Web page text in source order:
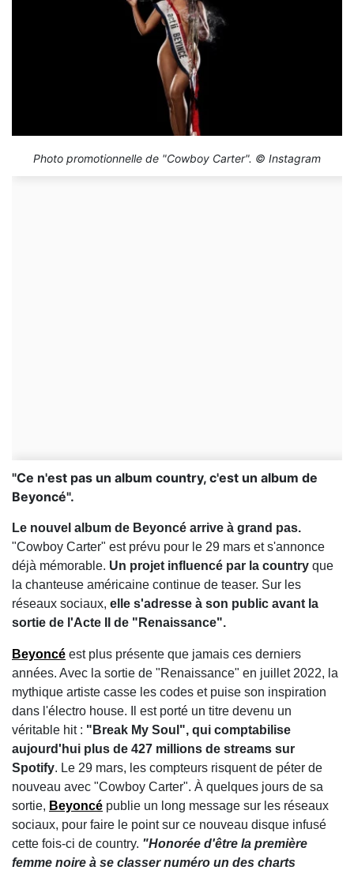
Photo promotionnelle de "Cowboy Carter". © Instagram
"Ce n'est pas un album country, c'est un album de
Beyoncé".
Le nouvel album de Beyoncé arrive à grand pas.
"Cowboy Carter" est prévu pour le 29 mars et s'annonce
déjà mémorable. Un projet influencé par la country que
la chanteuse américaine continue de teaser. Sur les
réseaux sociaux, elle s'adresse à son public avant la
sortie de l'Acte II de "Renaissance".
Beyoncé est plus présente que jamais ces derniers
années. Avec la sortie de "Renaissance" en juillet 2022, la
mythique artiste casse les codes et puise son inspiration
dans l'électro house. Il est porté un titre devenu un
véritable hit : "Break My Soul", qui comptabilise
aujourd'hui plus de 427 millions de streams sur
Spotify. Le 29 mars, les compteurs risquent de péter de
nouveau avec "Cowboy Carter". À quelques jours de sa
sortie, Beyoncé publie un long message sur les réseaux
sociaux, pour faire le point sur ce nouveau disque infusé
cette fois-ci de country. "Honorée d'être la première
femme noire à se classer numéro un des charts